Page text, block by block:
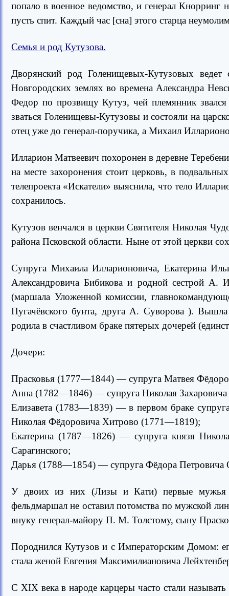
попало в военное ведомство, и генерал
пусть спит. Каждый час [сна] этого старца
Семья и род Кутузова.
Дворянский род Голенищевых-Кутузовых
Новгородских землях во времена Александра
Федор по прозвищу Кутуз, чей племянник
зваться Голенищевы-Кутузовы и состояли на
отец уже до генерал-поручика, а Михаил
Илларион Матвеевич похоронен в деревне
на месте захоронения стоит церковь, в
телепроекта «Искатели» выяснила, что тело
сохранилось.
Кутузов венчался в церкви Святителя Николая
района Псковской области. Ныне от этой церкви
Супруга Михаила Илларионовича, Екатерина
Александровича Бибикова и родной сестрой А.
(маршала Уложенной комиссии,
Пугачёвского бунта, друга А. Суворова ).
родила в счастливом браке пятерых дочерей
Дочери:
Прасковья (1777—1844) — супруга Матвея
Анна (1782—1846) — супруга Николая
Елизавета (1783—1839) — в первом браке
Николая Фёдоровича Хитрово (1771—1819);
Екатерина (1787—1826) — супруга князя
Сарагинского;
Дарья (1788—1854) — супруга Фёдора
У двоих из них (Лизы и Кати) первые мужья
фельдмаршал не оставил потомства по мужской
внуку генерал-майору П. М. Толстому, сыну
Породнился Кутузов и с Императорским Домом:
стала женой Евгения Максимилиановича
С XIX века в народе карцеры часто стали